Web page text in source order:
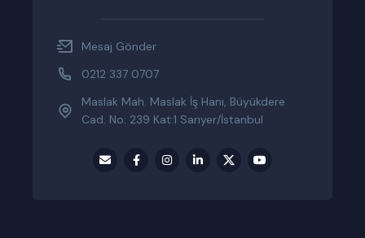
Mesaj Gönder
0212 337 0707
Maslak Mah. Maslak İş Hanı, Büyükdere
Cad. No: 239 Kat:1 Sarıyer/İstanbul